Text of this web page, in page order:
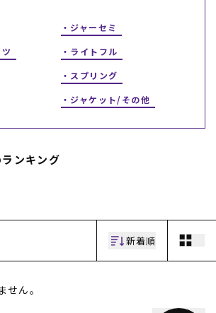
ー
ノ
よくある質問
店舗一覧
お問い合わせ
ニュース
ラサキスポーツ 公式アプリ
ジャーセミ
ライトフル
スプリング
ジャケット/その他
ンキング
新着順
ん。